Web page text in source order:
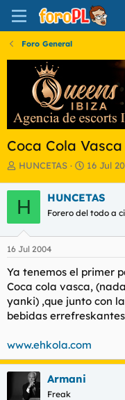
Foro General
Coca Cola Vasca
I
i
c
i
a
d
o
d
e
l
t
a
HUNCETAS
F
h
a
e
i
c
i
o
16 Jul
H HUNCETAS
Forero del todo a
16 Jul 2004
Ya tenemos el primer
Coca cola vasca,
yanki) ,que junto con
bebidas
www.ehkola.com
Armani
Freak